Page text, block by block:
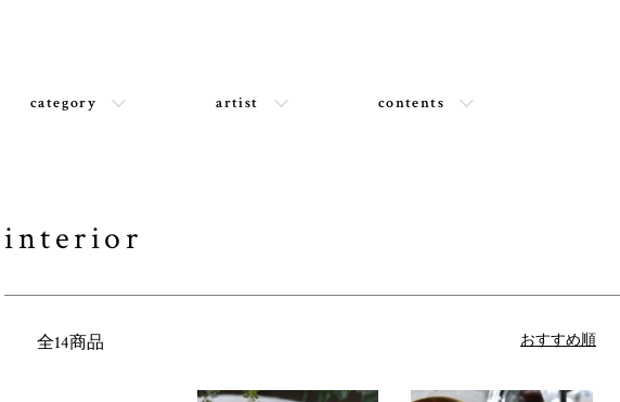
category artist contents
interior
全14商品 おすすめ順